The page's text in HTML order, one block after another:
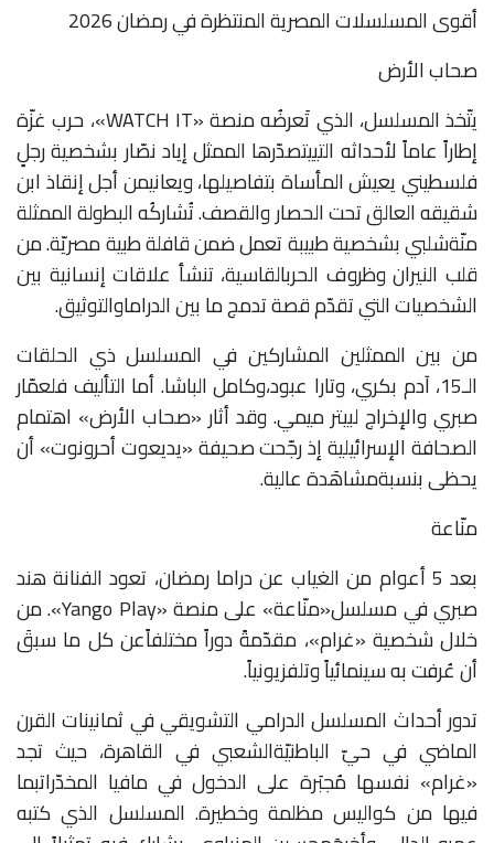
أقوى المسلسلات المصرية المنتظرة في رمضان 2026
صحاب الأرض
يتّخذالمسلسل، الذيتَعرضُهمنصة«WATCH IT» ، حرب غزّة
إطاراً عاماًلأحداثه التييتصدّرها الممثلإيادنصّار بشخصيةرجلٍ
فلسطينييعيشالمأساةبتفاصيلها،ويعانيمنأجلإنقاذابن
شقيقهالعالقتحتالحصاروالقصف.تُشاركُهالبطولةالممثلة
منّةشلبيبشخصيةطبيبةتعملضمنقافلةطبيةمصريّة.من
قلب النيرانوظروف الحربالقاسية، تنشأ علاقات إنسانية بين
الشخصياتالتيتقدّمقصةتدمجمابينالدراماوالتوثيق.
من بين الممثلين المشاركين في المسلسل ذي الحلقات
الـ15،آدم بكري،وتارا عبود،وكاملالباشا.أما التأليففلعمّار
صبريوالإخراجلبيتر ميمي.وقدأثار «صحاب الأرض» اهتمام
الصحافةالإسرائيليةإذرجّحتصحيفة«يديعوتأحرونوت»أن
يحظىبنسبةمشاهَدةعالية.
منّاعة
بعد5 أعوام من الغياب عندراما رمضان، تعود الفنانةهند
صبريفيمسلسل«منّاعة» علىمنصة«Yango Play».
من
خلالشخصية «غرام»، مقدّمةًدوراًمختلفاًعنكل ما سبقَ
أنعُرفتبهسينمائياًوتلفزيونياً.
تدورأحداث المسلسلالدرامي التشويقيفيثمانيناتالقرن
الماضي في حيّ الباطنيّةالشعبي في القاهرة، حيث تجد
«غرام» نفسها مُجبَرة على الدخول في مافيا المخدّراتبما
فيها من كواليس مظلمة وخطيرة. المسلسل الذي كتبه